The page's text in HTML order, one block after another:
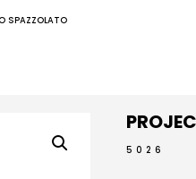
SPAZZOLATO
5026